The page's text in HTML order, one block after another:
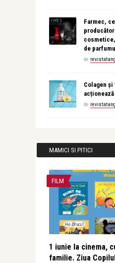
Farmec,
de
de
Colagen
de
MAMICI SI PITICI
FILM
1 iunie la cinema,
familie. Ziua